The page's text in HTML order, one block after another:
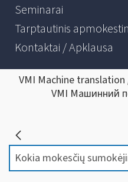
Seminarai
Tarptautinis
Kontaktai / Apklausa
VMI Machine
VMI Машинний